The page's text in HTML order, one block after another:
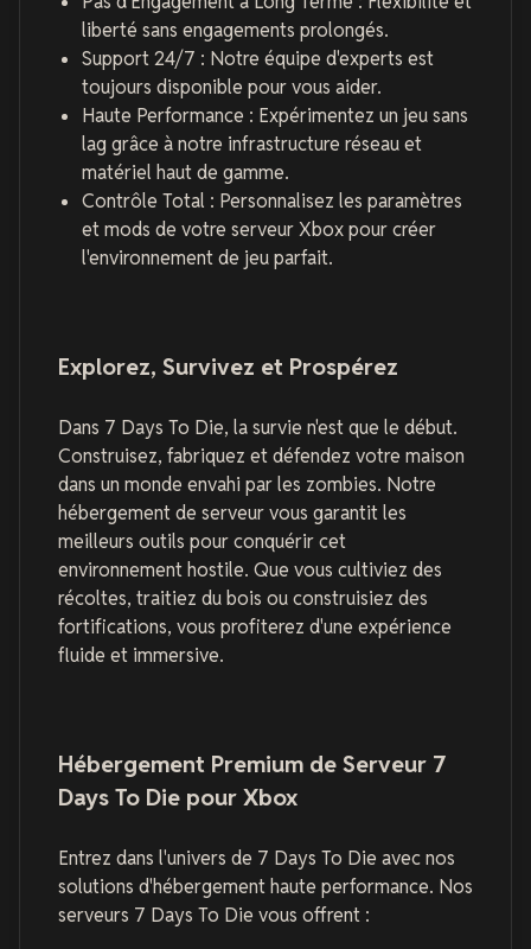
liberté sans engagements prolongés.
Support 24/7 : Notre équipe d'experts est
toujours disponible pour vous aider.
Haute Performance : Expérimentez un jeu sans
lag grâce à notre infrastructure réseau et
matériel haut de gamme.
Contrôle Total : Personnalisez les paramètres
et mods de votre serveur Xbox pour créer
l'environnement de jeu parfait.
Explorez, Survivez et Prospérez
Dans 7 Days To Die, la survie n'est que le début.
Construisez, fabriquez et défendez votre maison
dans un monde envahi par les zombies. Notre
hébergement de serveur vous garantit les
meilleurs outils pour conquérir cet
environnement hostile. Que vous cultiviez des
récoltes, traitiez du bois ou construisiez des
fortifications, vous profiterez d'une expérience
fluide et immersive.
Hébergement Premium de Serveur 7
Days To Die pour Xbox
Entrez dans l'univers de 7 Days To Die avec nos
solutions d'hébergement haute performance. Nos
serveurs 7 Days To Die vous offrent :